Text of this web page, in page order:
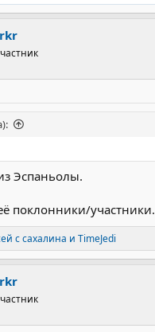
Эспаньолы.
поклонники/участники.
с сахалина и TimeJedi